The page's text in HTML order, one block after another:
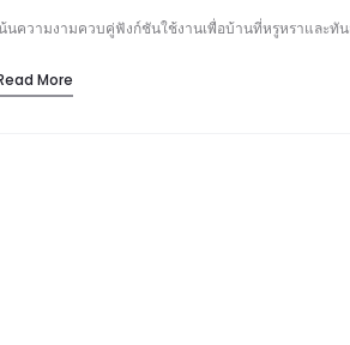
นความงามควบคู่ฟังก์ชันใช้งานเพื่อบ้านที่หรูหราและทั
More